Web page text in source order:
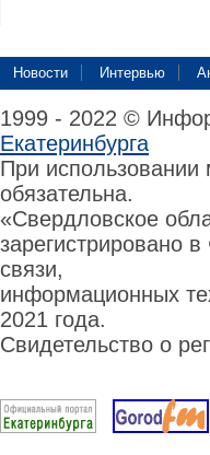
Новости Интервью
1999 - 2022 ©
Екатеринбурга
При использовании
обязательна.
«Свердловское
зарегистрировано
связи,
информационных
2021 года.
Свидетельство о